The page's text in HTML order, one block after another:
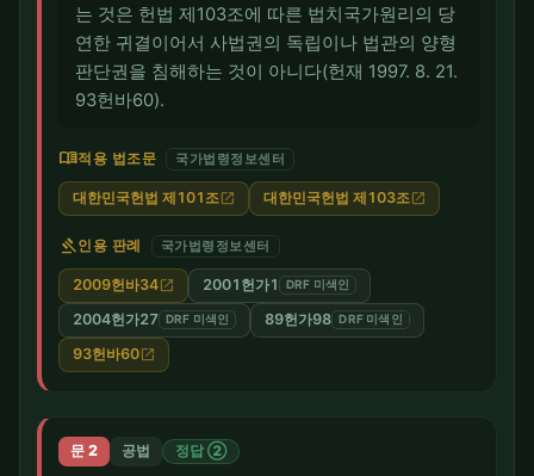
는 것은 헌법 제103조에 따른 법치국가원리의 당
연한 귀결이어서 사법권의 독립이나 법관의 양형
판단권을 침해하는 것이 아니다(헌재 1997. 8. 21.
93헌바60).
menu_book적용 법조문 국가법령정보센터
대한민국헌법 제101조 open_in_new 대한민국헌법 제103조 open_in_new
gavel인용 판례 국가법령정보센터
2009헌바34 open_in_new 2001헌가1 DRF 미색인
2004헌가27 DRF 미색인 89헌가98 DRF 미색인
93헌바60 open_in_new
문 2 공법 정답 ②